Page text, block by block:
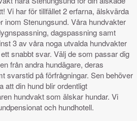
Vi har för tillfället 2 erfarna, älskvärda
inom Stenungsund. Våra hundvakter
dagspassning samt
3 av våra noga utvalda hundvakter
snabbt svar. Välj de som passar dig
från andra hundägare, deras
svarstid på förfrågningar. Sen behöver
att din hund blir ordentligt
hundvakt som älskar hundar. Vi
och hundhotell.